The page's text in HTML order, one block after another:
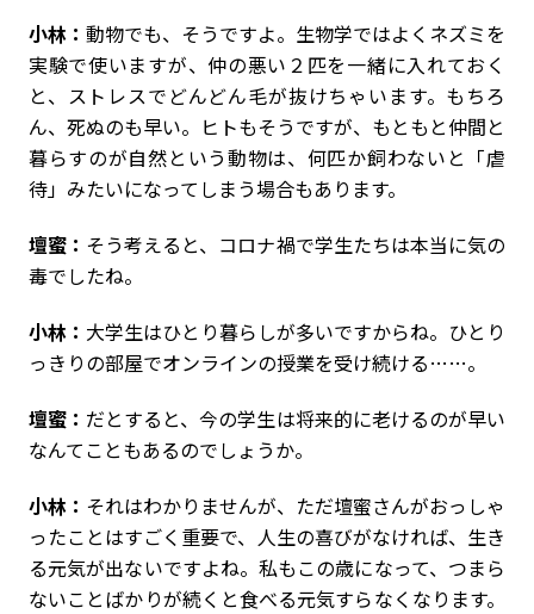
小林： 動物でも、そうですよ。生物学ではよくネズミを
実験で使いますが、仲の悪い２匹を一緒に入れておく
と、ストレスでどんどん毛が抜けちゃいます。もちろ
ん、死ぬのも早い。ヒトもそうですが、もともと仲間と
暮らすのが自然という動物は、何匹か飼わないと「虐
待」みたいになってしまう場合もあります。
壇蜜： そう考えると、コロナ禍で学生たちは本当に気の
毒でしたね。
小林： 大学生はひとり暮らしが多いですからね。ひとり
っきりの部屋でオンラインの授業を受け続ける……。
壇蜜： だとすると、今の学生は将来的に老けるのが早い
なんてこともあるのでしょうか。
小林： それはわかりませんが、ただ壇蜜さんがおっしゃ
ったことはすごく重要で、人生の喜びがなければ、生き
る元気が出ないですよね。私もこの歳になって、つまら
ないことばかりが続くと食べる元気すらなくなります。